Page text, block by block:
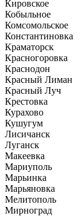
Кировское
Кобыльное
Комсомольское
Константиновка
Краматорск
Красногоровка
Краснодон
Красный Лиман
Красный Луч
Крестовка
Курахово
Кушугум
Лисичанск
Луганск
Макеевка
Мариуполь
Марьинка
Марьяновка
Мелитополь
Мирноград